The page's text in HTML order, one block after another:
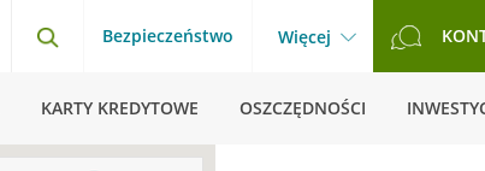
Bezpieczeństwo Więcej
KARTY KREDYTOWE OSZCZĘDNOŚCI